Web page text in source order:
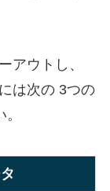
アウトし、
は次の 3つの